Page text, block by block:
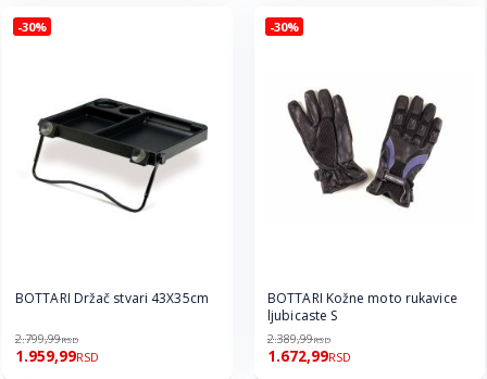
-30%
BOTTARI Držač stvari 43X35cm
2.799,99RSD
1.959,99RSD
-30%
BOTTARI Kožne moto rukavice
ljubicaste S
2.389,99RSD
1.672,99RSD